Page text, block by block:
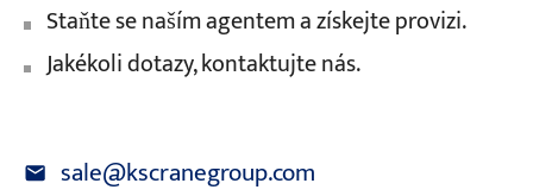
Staňte se naším agentem a získejte provizi.
Jakékoli dotazy, kontaktujte nás.
sale@kscranegroup.com